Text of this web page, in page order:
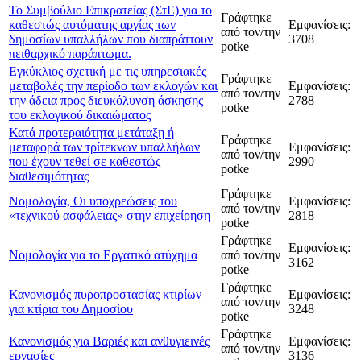
Το Συμβούλιο Επικρατείας (ΣτΕ) για το
καθεστώς αυτόματης αργίας των
δημοσίων υπαλλήλων που διαπράττουν
πειθαρχικό παράπτωμα.
Γράφτηκε
από τον/την
potke
Εμφανίσεις:
3708
Εγκύκλιος σχετική με τις υπηρεσιακές
μεταβολές την περίοδο των εκλογών και
την άδεια προς διευκόλυνση άσκησης
του εκλογικού δικαιώματος
Γράφτηκε
από τον/την
potke
Εμφανίσεις:
2788
Κατά προτεραιότητα μετάταξη ή
μεταφορά των τρίτεκνων υπαλλήλων
που έχουν τεθεί σε καθεστώς
διαθεσιμότητας
Γράφτηκε
από τον/την
potke
Εμφανίσεις:
2990
Νομολογία, Οι υποχρεώσεις του
«τεχνικού ασφάλειας» στην επιχείρηση
Γράφτηκε
από τον/την
potke
Εμφανίσεις:
2818
Νομολογία για το Eργατικό ατύχημα
Γράφτηκε
από τον/την
potke
Εμφανίσεις:
3162
Κανονισμός πυροπροστασίας κτιρίων
για κτίρια του Δημοσίου
Γράφτηκε
από τον/την
potke
Εμφανίσεις:
3248
Κανονισμός για Βαριές και ανθυγιεινές
εργασίες
Γράφτηκε
από τον/την
Εμφανίσεις:
3136